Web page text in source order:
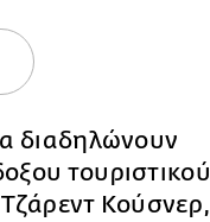
διαδηλώνουν
τουριστικού
Κούσνερ,